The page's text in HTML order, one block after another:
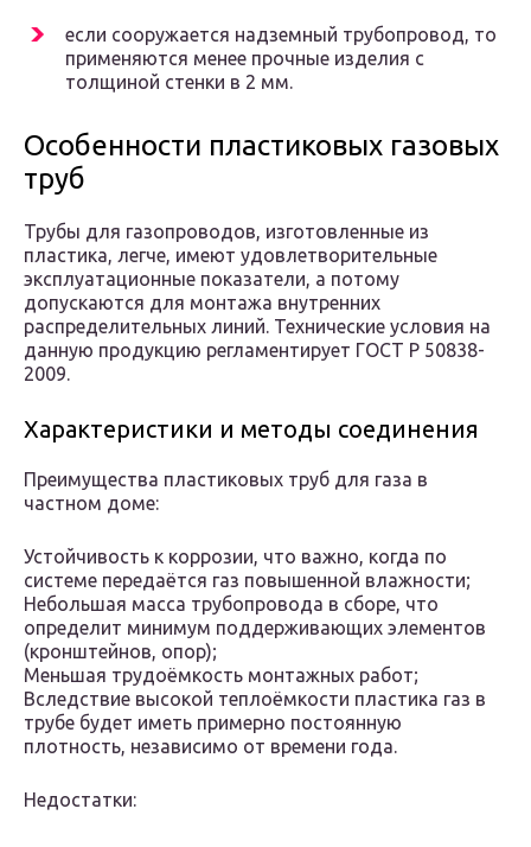
если сооружается надземный трубопровод, то
применяются менее прочные изделия с
толщиной стенки в 2 мм.
Особенности пластиковых газовых
труб
Трубы для газопроводов, изготовленные из
пластика, легче, имеют удовлетворительные
эксплуатационные показатели, а потому
допускаются для монтажа внутренних
распределительных линий. Технические условия на
данную продукцию регламентирует ГОСТ Р 50838-
2009.
Характеристики и методы соединения
Преимущества пластиковых труб для газа в
частном доме:
Устойчивость к коррозии, что важно, когда по
системе передаётся газ повышенной влажности;
Небольшая масса трубопровода в сборе, что
определит минимум поддерживающих элементов
(кронштейнов, опор);
Меньшая трудоёмкость монтажных работ;
Вследствие высокой теплоёмкости пластика газ в
трубе будет иметь примерно постоянную
плотность, независимо от времени года.
Недостатки: